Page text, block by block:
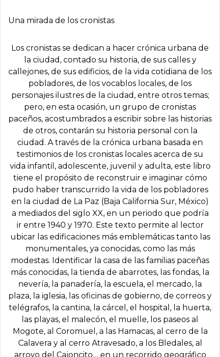
Una mirada de los cronistas
Los cronistas se dedican a hacer crónica urbana de
la ciudad, contado su historia, de sus calles y
callejones, de sus edificios, de la vida cotidiana de los
pobladores, de los vocablos locales, de los
personajes ilustres de la ciudad, entre otros temas;
pero, en esta ocasión, un grupo de cronistas
paceños, acostumbrados a escribir sobre las historias
de otros, contarán su historia personal con la
ciudad. A través de la crónica urbana basada en
testimonios de los cronistas locales acerca de su
vida infantil, adolescente, juvenil y adulta, este libro
tiene el propósito de reconstruir e imaginar cómo
pudo haber transcurrido la vida de los pobladores
en la ciudad de La Paz (Baja California Sur, México)
a mediados del siglo XX, en un periodo que podría
ir entre 1940 y 1970. Este texto permite al lector
ubicar las edificaciones más emblemáticas tanto las
monumentales, ya conocidas, como las más
modestas. Identificar la casa de las familias paceñas
más conocidas, la tienda de abarrotes, las fondas, la
nevería, la panadería, la escuela, el mercado, la
plaza, la iglesia, las oficinas de gobierno, de correos y
telégrafos, la cantina, la cárcel, el hospital, la huerta,
las playas, el malecón, el muelle, los paseos al
Mogote, al Coromuel, a las Hamacas, al cerro de la
Calavera y al cerro Atravesado, a los Bledales, al
arroyo del Cajoncito… en un recorrido geográfico